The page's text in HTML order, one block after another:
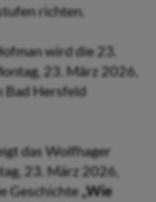
richten.
wird die 23.
23. März 2026,
Bad Hersfeld
das Wolfhager
23. März 2026,
Geschichte „Wie